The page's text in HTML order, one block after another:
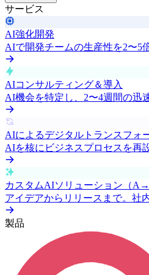
サービス
AI強化開発
AIで開発チームの生産性を2〜5
AIコンサルティング＆導入
AI機会を特定し、2〜4週間の迅
AIによるデジタルトランスフォ
AIを核にビジネスプロセスを再
カスタムAIソリューション（
アイデアからリリースまで。社
製品